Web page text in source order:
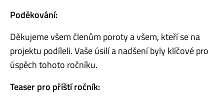
Poděkování:
Děkujeme všem členům poroty a všem, kteří se na
projektu podíleli. Vaše úsilí a nadšení byly klíčové pro
úspěch tohoto ročníku.
Teaser pro příští ročník: